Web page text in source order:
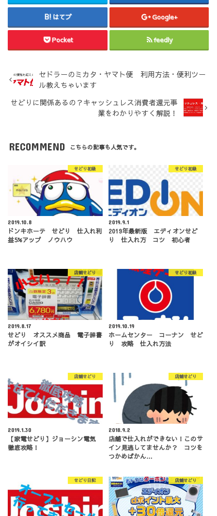
はてブ Google+
Pocket feedly
セドラーのミカタ・ヤマト便 利用方法・便利ツー
ル教えちゃいます
せどりに関係あるの？キャッシュレス消費者還元事
業をわかりやすく解説！
RECOMMEND こちらの記事も人気です。
せどり初級
2019.10.8
ドンキホーテ せどり 仕入れ利
益5%アップ ノウハウ
せどり初級
2019.9.1
2019年最新版 エディオンせど
り 仕入れ方 コツ 初心者
店舗せどり
2019.8.17
せどり オススメ商品 電子辞書
がオイシイ訳
せどり初級
2019.10.19
ホームセンター コーナン せど
り 攻略 仕入れ方法
店舗せどり
2019.1.30
【家電せどり】ジョーシン電気
徹底攻略！
店舗せどり
2018.9.2
店舗で仕入れができない！このサ
イン見逃してませんか？ コツを
つかめばかん…
せどり日記 店舗せどり